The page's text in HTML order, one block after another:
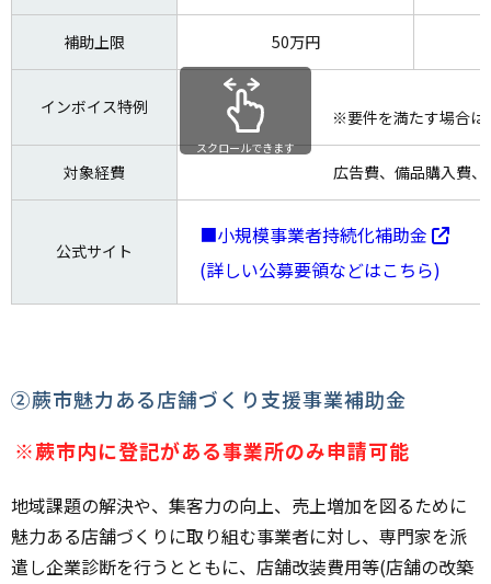
補助上限 50万円
インボイス特例 ※要件を満たす場合は
対象経費 広告費、備品購入費
公式サイト
■小規模事業者持続化補助金
(詳しい公募要領などはこちら)
スクロールできます
②蕨市魅力ある店舗づくり支援事業補助金
※蕨市内に登記がある事業所のみ申請可能
地域課題の解決や、集客力の向上、売上増加を図るために
魅力ある店舗づくりに取り組む事業者に対し、専門家を派
遣し企業診断を行うとともに、店舗改装費用等(店舗の改築